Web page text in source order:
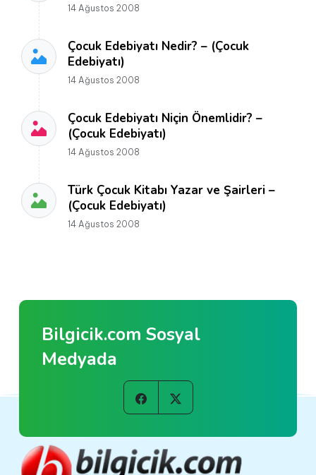
14 Ağustos 2008
Çocuk Edebiyatı Nedir? – (Çocuk
Edebiyatı)
14 Ağustos 2008
Çocuk Edebiyatı Niçin Önemlidir? –
(Çocuk Edebiyatı)
14 Ağustos 2008
Türk Çocuk Kitabı Yazar ve Şairleri –
(Çocuk Edebiyatı)
14 Ağustos 2008
Bilgicik.com Sosyal
Medyada